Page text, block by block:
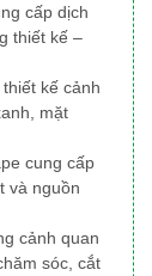
cấp dịch
thiết kế –
kế cảnh
mặt
cung cấp
và nguồn
cảnh quan
sóc, cắt